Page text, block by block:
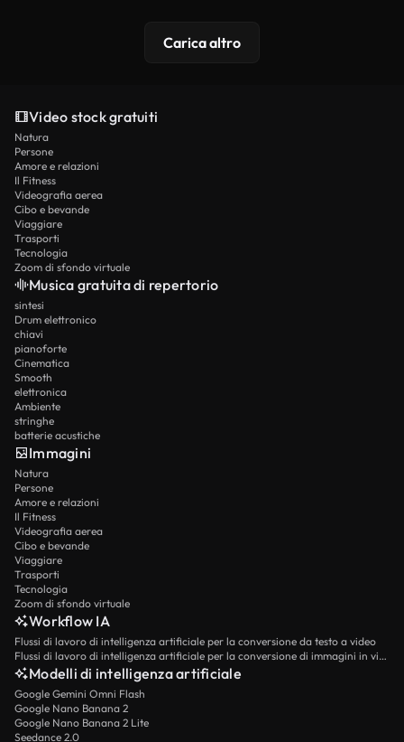
Carica altro
Video stock gratuiti
Natura
Persone
Amore e relazioni
Il Fitness
Videografia aerea
Cibo e bevande
Viaggiare
Trasporti
Tecnologia
Zoom di sfondo virtuale
Musica gratuita di repertorio
sintesi
Drum elettronico
chiavi
pianoforte
Cinematica
Smooth
elettronica
Ambiente
stringhe
batterie acustiche
Immagini
Natura
Persone
Amore e relazioni
Il Fitness
Videografia aerea
Cibo e bevande
Viaggiare
Trasporti
Tecnologia
Zoom di sfondo virtuale
Workflow IA
Flussi di lavoro di intelligenza artificiale per la conversione da testo a video
Flussi di lavoro di intelligenza artificiale per la conversione di immagini in video
Modelli di intelligenza artificiale
Google Gemini Omni Flash
Google Nano Banana 2
Google Nano Banana 2 Lite
Seedance 2.0